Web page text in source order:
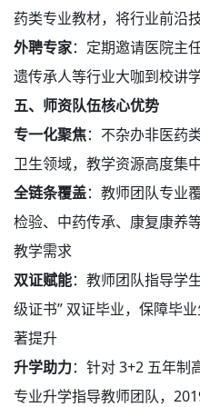
药类专业教材，将行业前沿
外聘专家：定期邀请医院主
遗传承人等行业大咖到校讲
五、师资队伍核心优势
专一化聚焦：不杂办非医药
卫生领域，教学资源高度集
全链条覆盖：教师团队专业
检验、中药传承、康复康养
教学需求
双证赋能：教师团队指导学
级证书” 双证毕业，保障毕
著提升
升学助力：针对 3+2 五年制
专业升学指导教师团队，